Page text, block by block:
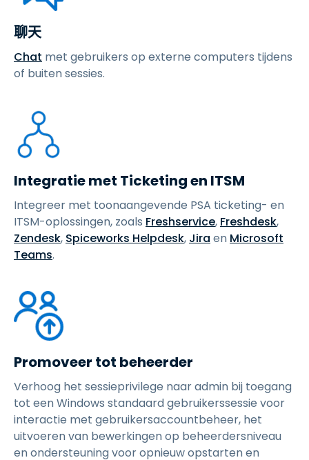
聊天
Chat met gebruikers op externe computers tijdens
of buiten sessies.
Integratie met Ticketing en ITSM
Integreer met toonaangevende PSA ticketing- en
ITSM-oplossingen, zoals Freshservice, Freshdesk,
Zendesk, Spiceworks Helpdesk, Jira en Microsoft
Teams.
Promoveer tot beheerder
Verhoog het sessieprivilege naar admin bij toegang
tot een Windows standaard gebruikerssessie voor
interactie met gebruikersaccountbeheer, het
uitvoeren van bewerkingen op beheerdersniveau
en ondersteuning voor opnieuw opstarten en